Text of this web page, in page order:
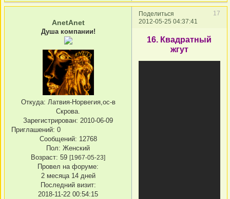
Поделиться
17
2012-05-25 04:37:41
AnetAnet
Душа компании!
Откуда: Латвия-Норвегия,ос-в
Скрова.
Зарегистрирован: 2010-06-09
Приглашений: 0
Сообщений: 12768
Пол: Женский
Возраст: 59 [1967-05-23]
Провел на форуме:
2 месяца 14 дней
Последний визит:
2018-11-22 00:54:15
16. Квадратный
жгут